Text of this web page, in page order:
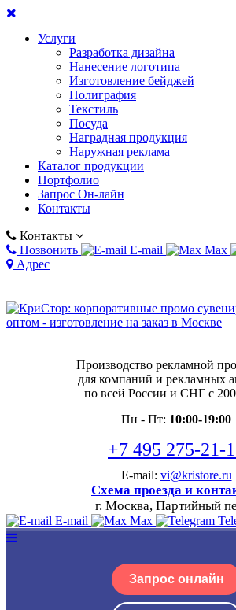
Услуги
Разработка дизайна
Нанесение логотипа
Изготовление бейджей
Полиграфия
Текстиль
Посуда
Наградная продукция
Наружная реклама
Каталог продукции
Портфолио
Запрос Он-лайн
Контакты
Контакты
Позвонить
E-mail Max
Адрес
Производство рекламной
для компаний и рекламных
по всей России и СНГ с
Пн - Пт: 10:00-19:00
+7 495 275-21-
E-mail: vi@kristore.ru
Схема проезда и
г. Москва, Партийный
E-mail Max
Запрос онлайн